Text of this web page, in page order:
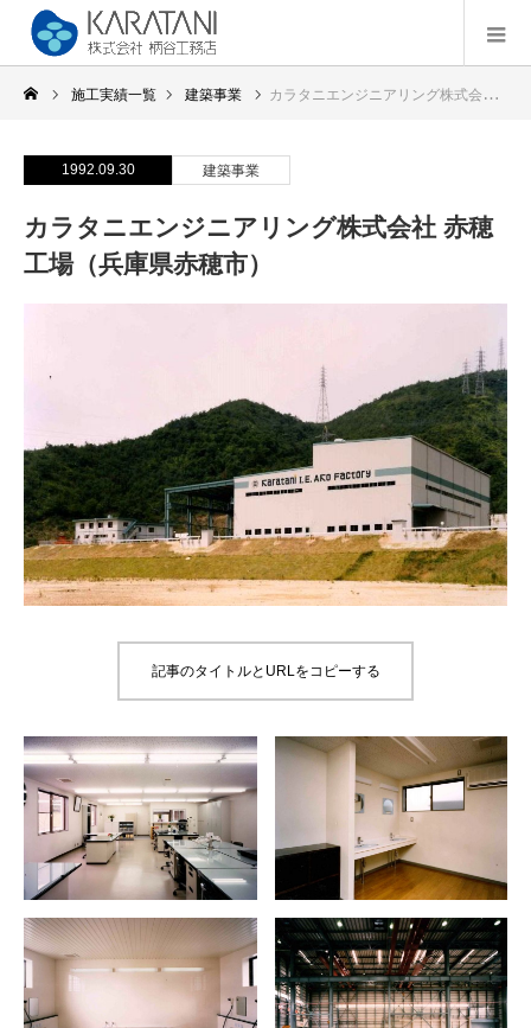
施工実績一覧 建築事業 カラタニエンジニアリング株式会社 赤穂工場（兵庫県赤穂市）
1992.09.30 建築事業
カラタニエンジニアリング株式会社 赤穂
工場（兵庫県赤穂市）
記事のタイトルとURLをコピーする